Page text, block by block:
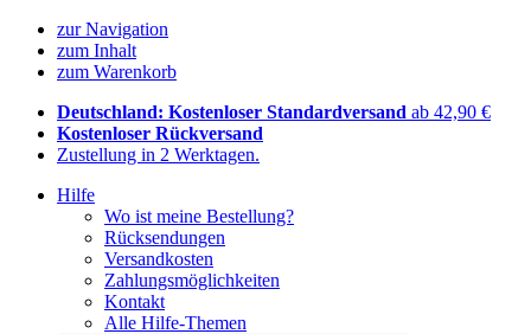
zur Navigation
zum Inhalt
zum Warenkorb
Deutschland: Kostenloser Standardversand ab 42,90 €
Kostenloser Rückversand
Zustellung in 2 Werktagen.
Hilfe
Wo ist meine Bestellung?
Rücksendungen
Versandkosten
Zahlungsmöglichkeiten
Kontakt
Alle Hilfe-Themen